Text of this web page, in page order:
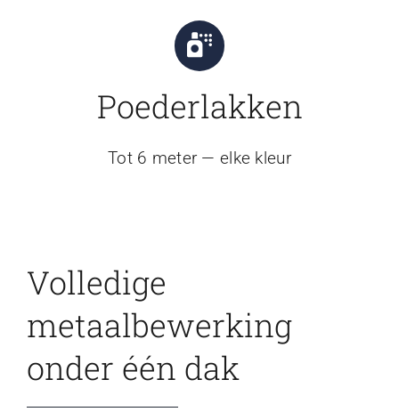
Poederlakken
Tot 6 meter — elke kleur
Volledige
metaalbewerking
onder één dak